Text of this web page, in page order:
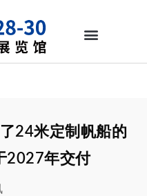
24米定制帆船的
2027年交付